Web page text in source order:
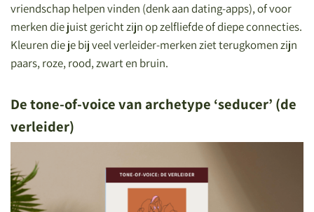
vriendschap helpen vinden (denk aan dating-apps), of voor
merken die juist gericht zijn op zelfliefde of diepe connecties.
Kleuren die je bij veel verleider-merken ziet terugkomen zijn
paars, roze, rood, zwart en bruin.
De tone-of-voice van archetype ‘seducer’ (de
verleider)